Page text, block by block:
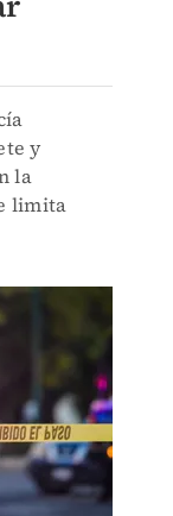
y
la
limita